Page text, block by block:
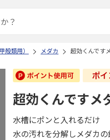
殻類用） メダカ 超効くんです
超効くんですメ
水槽にポンと入れるだけ
水の汚れを分解しメダカの